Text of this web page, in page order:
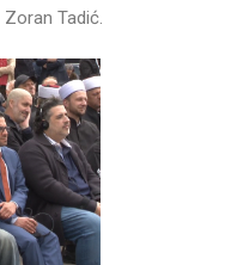
Tadić.